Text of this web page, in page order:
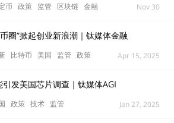
币 政策 监管 区块链 金融 Nov 30
圈”掀起创业新浪潮｜钛媒体金融
比特币 美国 监管 政策 Apr 15, 2025
发美国芯片调查｜钛媒体AGI
政策 技术 监管 Jan 27, 2025